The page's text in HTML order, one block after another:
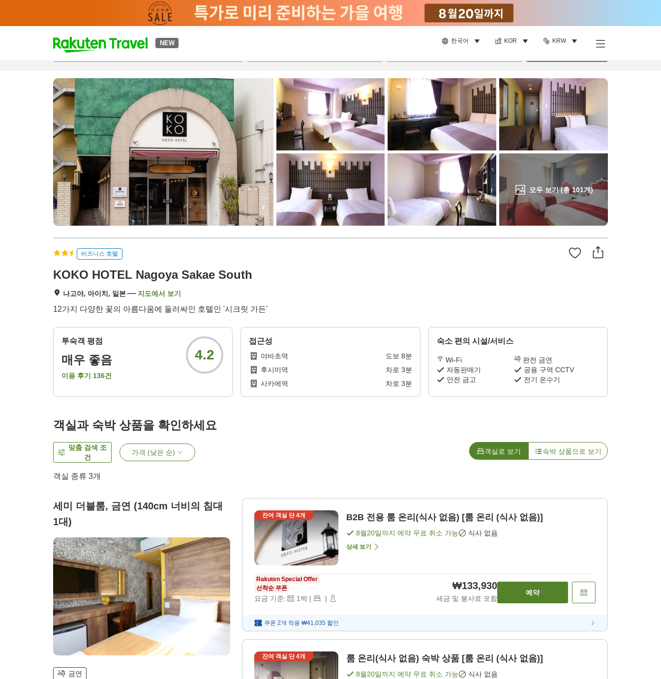
NEW 한국어 KOR KRW
t
p
a
g
e
_
s
e
a
c
h
모두 보기 (총101개)
개요객실 & 숙박 상품이용 후기 하이라이트
비즈니스 호텔
KOKO HOTEL Nagoya Sakae South
나고야, 아이치, 일본 지도에서 보기
12가지 다양한 꽃의 아름다움에 둘러싸인 호텔인 '시크릿 가든'
투숙객 평점
매우 좋음
이용 후기 136건
4.2
접근성
야바초역 도보 8분
후시미역
차로 3분
사카에역
차로 3분
숙소 편의 시설/서비스
Wi-Fi
완전 금연
자동판매기
공용 구역 CCTV
안전 금고
전기 온수기
객실과 숙박 상품을 확인하세요
맞춤 검색 조
건
가격 (낮은 순) 객실로 보기 숙박 상품으로 보기
객실 종류 3개
세미 더블룸, 금연 (140cm 너비의 침대
1대)
금연
잔여 객실 단4개 B2B 전용 룸 온리(식사 없음) [룸 온리 (식사 없음)]
8월20일까지 예약 무료 취소 가능 식사 없음
상세 보기
Rakuten Special Offer
선착순 쿠폰
요금 기준: 1박 | |
₩133,930
세금 및 봉사료 포함
예약
쿠폰 2개 적용 ₩41,035 할인
잔여 객실 단4개 룸 온리(식사 없음) 숙박 상품 [룸 온리 (식사 없음)]
8월20일까지 예약 무료 취소 가능 식사 없음